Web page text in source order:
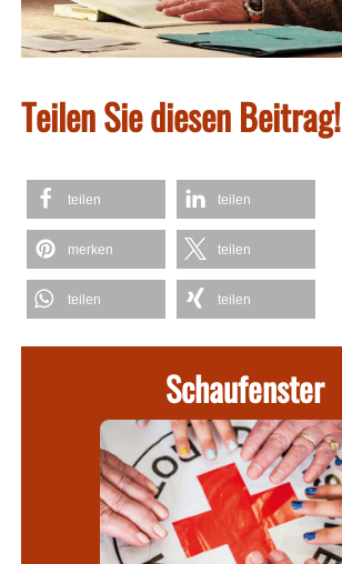
Teilen Sie diesen Beitrag!
teilen teilen
merken teilen
teilen teilen
Schaufenster